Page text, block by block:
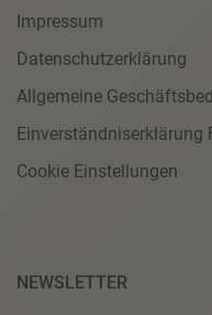
Impressum
Datenschutzerklärung
Allgemeine
Einverständniserklärung
Cookie Einstellungen
NEWSLETTER